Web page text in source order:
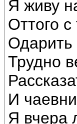
Я живу
Оттого
Одарить
Трудно
И
Я вчера